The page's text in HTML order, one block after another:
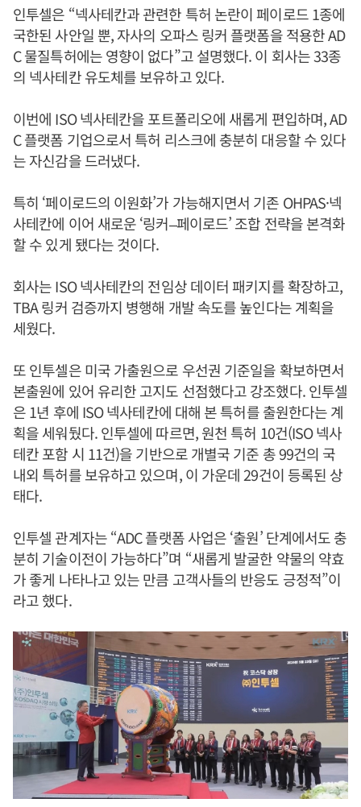
인투셀은 “넥사테칸과 관련한 특허 논란이 페이로드 1종에
국한된 사안일 뿐, 자사의 오파스 링커 플랫폼을 적용한 AD
C 물질특허에는 영향이 없다”고 설명했다. 이 회사는 33종
의 넥사테칸 유도체를 보유하고 있다.
이번에 ISO 넥사테칸을 포트폴리오에 새롭게 편입하며, AD
C 플랫폼 기업으로서 특허 리스크에 충분히 대응할 수 있다
는 자신감을 드러냈다.
특히 ‘페이로드의 이원화’가 가능해지면서 기존 OHPAS·넥
사테칸에 이어 새로운 ‘링커–페이로드’ 조합 전략을 본격화
할 수 있게 됐다는 것이다.
회사는 ISO 넥사테칸의 전임상 데이터 패키지를 확장하고,
TBA 링커 검증까지 병행해 개발 속도를 높인다는 계획을
세웠다.
또 인투셀은 미국 가출원으로 우선권 기준일을 확보하면서
본출원에 있어 유리한 고지도 선점했다고 강조했다. 인투셀
은 1년 후에 ISO 넥사테칸에 대해 본 특허를 출원한다는 계
획을 세워뒀다. 인투셀에 따르면, 원천 특허 10건(ISO 넥사
테칸 포함 시 11건)을 기반으로 개별국 기준 총 99건의 국
내외 특허를 보유하고 있으며, 이 가운데 29건이 등록된 상
태다.
인투셀 관계자는 “ADC 플랫폼 사업은 ‘출원’ 단계에서도 충
분히 기술이전이 가능하다”며 “새롭게 발굴한 약물의 약효
가 좋게 나타나고 있는 만큼 고객사들의 반응도 긍정적”이
라고 했다.